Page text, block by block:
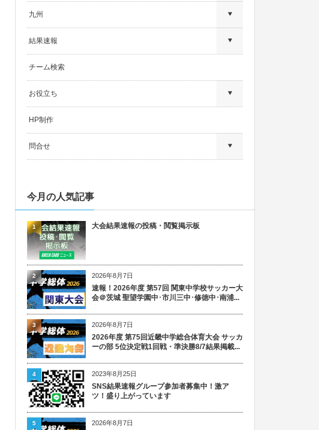
九州
結果速報
チーム検索
お役立ち
HP制作
問合せ
今月の人気記事
大会結果速報の投稿・閲覧掲示板
1
2026年8月7日
速報！2026年度 第57回 関東中学校サッカー大
会＠茨城 聖望学園中･市川三中･修徳中･南浦...
2
2026年8月7日
2026年度 第75回近畿中学総合体育大会 サッカ
ーの部 5位決定戦1回戦・準決勝8/7結果掲載...
3
2023年8月25日
SNS結果速報グループ参加者募集中！激ア
ツ！盛り上がっています
4
2026年8月7日
5